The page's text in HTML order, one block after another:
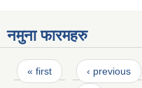
नमुना फारमहरु
Pages
« first ‹ previous